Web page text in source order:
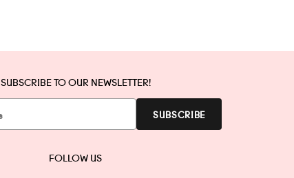
SUBSCRIBE TO OUR NEWSLETTER!
FOLLOW US